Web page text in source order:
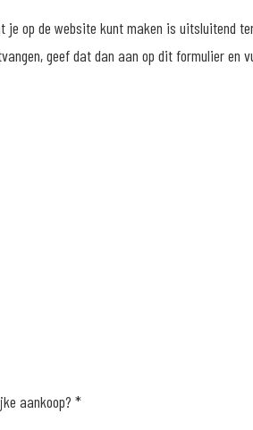
je op de website kunt maken is uitsluitend
geef dat dan aan op dit formulier en
aankoop? *